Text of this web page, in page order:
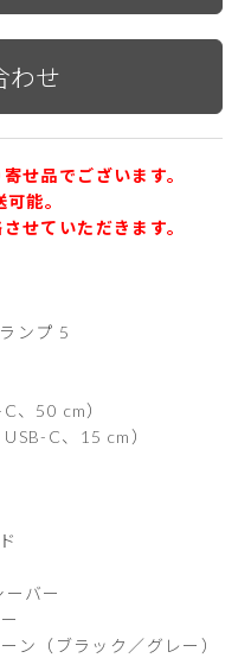
せ品でございます。
能。
せていただきます。
ンプ 5
、50 cm）
C、15 cm）
バー
ン（ブラック／グレー）